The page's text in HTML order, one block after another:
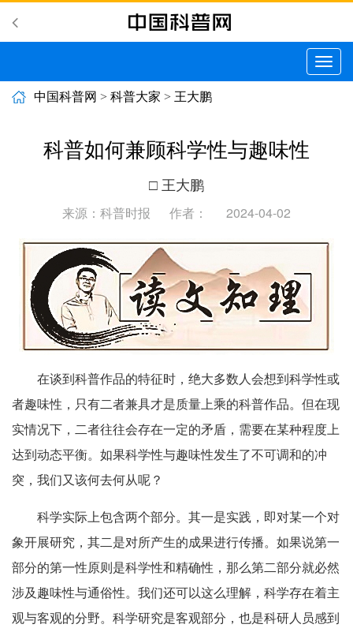
切
换
中国科普网 > 科普大家 > 王大鹏
科普如何兼顾科学性与趣味性
□ 王大鹏
来源：科普时报 作者： 2024-04-02
在谈到科普作品的特征时，绝大多数人会想到科学性或
者趣味性，只有二者兼具才是质量上乘的科普作品。但在现
实情况下，二者往往会存在一定的矛盾，需要在某种程度上
达到动态平衡。如果科学性与趣味性发生了不可调和的冲
突，我们又该何去何从呢？
科学实际上包含两个部分。其一是实践，即对某一个对
象开展研究，其二是对所产生的成果进行传播。如果说第一
部分的第一性原则是科学性和精确性，那么第二部分就必然
涉及趣味性与通俗性。我们还可以这么理解，科学存在着主
观与客观的分野。科学研究是客观部分，也是科研人员感到